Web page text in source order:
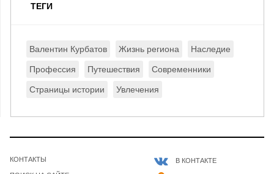
ТЕГИ
Валентин Курбатов Жизнь региона Наследие
Профессия Путешествия Современники
Страницы истории Увлечения
КОНТАКТЫ В КОНТАКТЕ